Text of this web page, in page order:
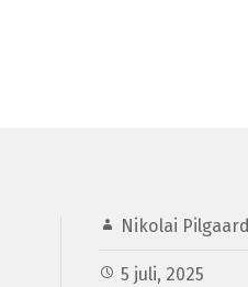
Nikolai
5 juli, 2025